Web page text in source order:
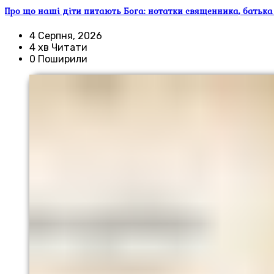
Про що наші діти питають Бога: нотатки священника,
4 Серпня, 2026
4 хв Читати
0 Поширили